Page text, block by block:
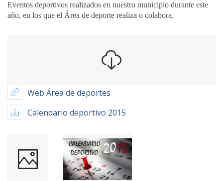
Eventos deportivos realizados en nuestro municipio durante este
año, en los que el Área de deporte realiza o colabora.
Web Área de deportes
Calendario deportivo 2015